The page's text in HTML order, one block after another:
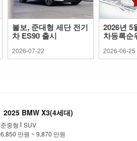
볼보, 준대형 세단 전기
차 ES90 출시
2026-07-22
2026년 5
차등록순
2026-06-25
2025 BMW X3(4세대)
준중형
SUV
6,850 만원 ~ 9,870 만원